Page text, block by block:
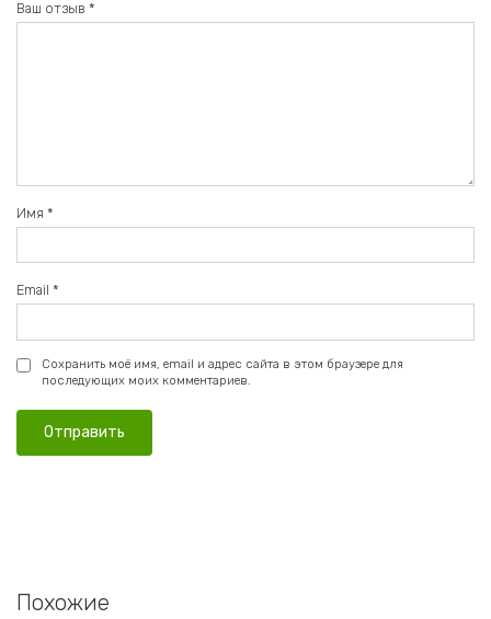
Ваш отзыв *
Имя *
Email *
Сохранить моё имя, email и адрес сайта в этом браузере для
последующих моих комментариев.
Похожие